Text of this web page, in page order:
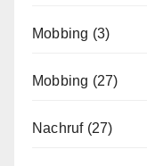
Mobbing (3)
Mobbing (27)
Nachruf(27)